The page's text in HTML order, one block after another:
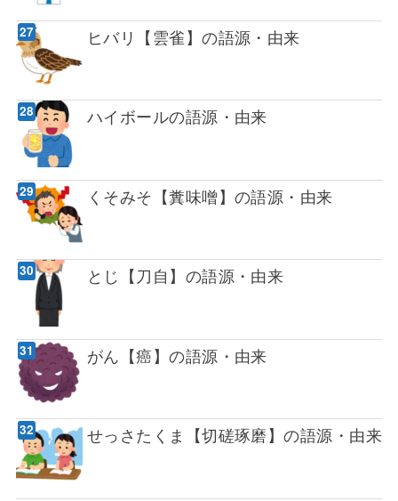
ヒバリ【雲雀】の語源・由来
ハイボールの語源・由来
くそみそ【糞味噌】の語源・由来
とじ【刀自】の語源・由来
がん【癌】の語源・由来
せっさたくま【切磋琢磨】の語源・由来